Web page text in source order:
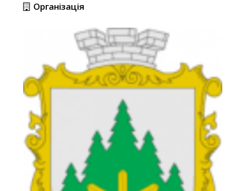
Організація